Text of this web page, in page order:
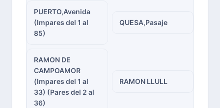
PUERTO,Avenida
(Impares del 1 al
85)
QUESA,Pasaje
RAMON DE
CAMPOAMOR
(Impares del 1 al
33) (Pares del 2 al
36)
RAMON LLULL